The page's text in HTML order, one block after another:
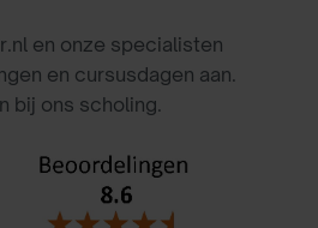
en onze specialisten
en cursusdagen aan.
bij ons scholing.